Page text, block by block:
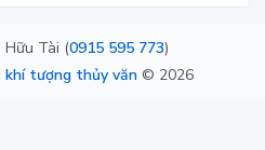
Hữu Tài (0915 595 773)
khí tượng thủy văn © 2026